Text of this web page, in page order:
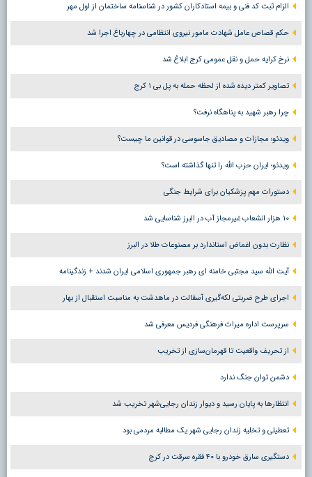
الزام ثبت کد فنی و بیمه استادکاران کشور در شناسنامه ساختمان از اول مهر
حکم قصاص عامل شهادت مامور نیروی انتظامی در چهارباغ اجرا شد
نرخ کرایه حمل و نقل عمومی کرج ابلاغ شد
تصاویر کمتر دیده شده از لحظه حمله به پل بی ۱ کرج
چرا رهبر شهید به پناهگاه نرفت؟
ویدئو؛ مجازات و مصادیق جاسوسی در قوانین ما چیست؟
ویدئو؛ ایران حزب الله را تنها گذاشته است؟
دستورات مهم پزشکیان برای شرایط جنگی
۱۰ هزار انشعاب غیرمجاز آب در البرز شناسایی شد
نظارت بدون اغماض استاندارد بر مصنوعات طلا در البرز
آیت الله سید مجتبی خامنه ای رهبر جمهوری اسلامی ایران شدند + زندگینامه
اجرای طرح ضربتی لکه‌گیری آسفالت در ماهدشت به مناسبت استقبال از بهار
سرپرست اداره میراث فرهنگی فردیس معرفی شد
از تحریف واقعیت تا قهرمان‌سازی از تخریب
دشمن توان جنگ ندارد
انتظارها به پایان رسید و دیوار زندان رجایی‌شهر تخریب شد
تعطیلی و تخلیه زندان رجایی شهر یک مطالبه مردمی بود
دستگیری سارق خودرو با ۴۰ فقره سرقت در کرج